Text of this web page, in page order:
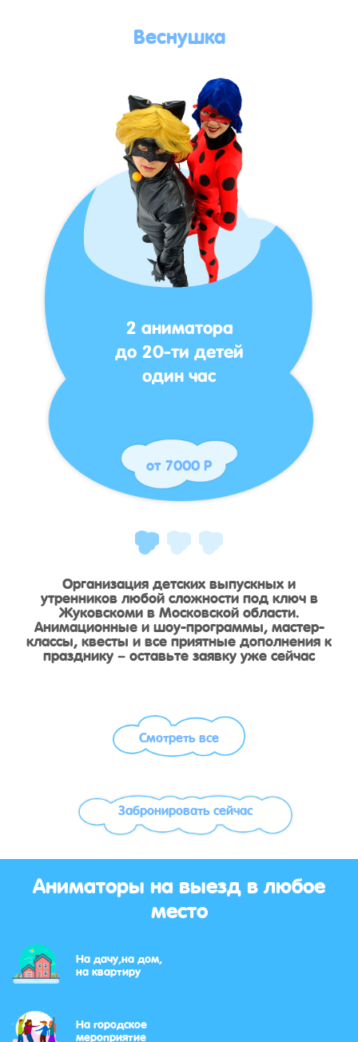
Веснушка
2 аниматора
до 20-ти детей
один час
от 7000 Р
Организация детских выпускных и
утренников любой сложности под ключ в
Жуковскоми в Московской области.
Анимационные и шоу-программы, мастер-
классы, квесты и все приятные дополнения к
празднику – оставьте заявку уже сейчас
Смотреть все
Забронировать сейчас
Аниматоры на выезд в любое
место
На дачу,на дом,
на квартиру
На городское
мероприятие